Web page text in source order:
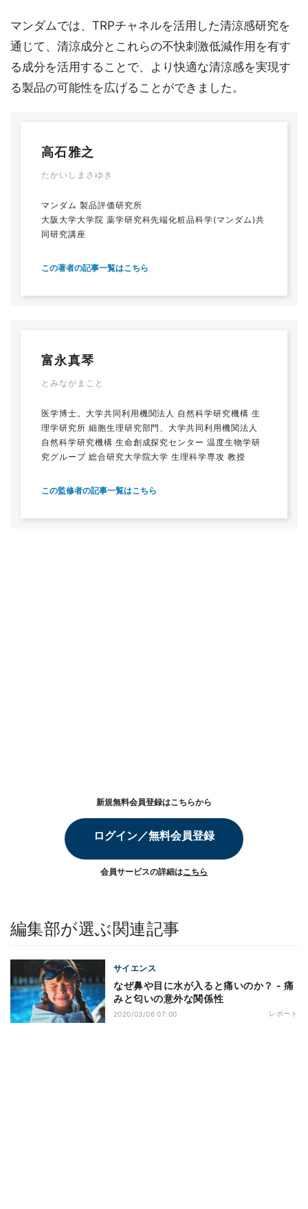
マンダムでは、TRPチャネルを活用した清涼感研究を
通じて、清涼成分とこれらの不快刺激低減作用を有す
る成分を活用することで、より快適な清涼感を実現す
る製品の可能性を広げることができました。
高石雅之
たかいしまさゆき
マンダム 製品評価研究所
大阪大学大学院 薬学研究科先端化粧品科学(マンダム)共
同研究講座
この著者の記事一覧はこちら
富永真琴
とみながまこと
医学博士。大学共同利用機関法人 自然科学研究機構 生
理学研究所 細胞生理研究部門、大学共同利用機関法人
自然科学研究機構 生命創成探究センター 温度生物学研
究グループ 総合研究大学院大学 生理科学専攻 教授
この監修者の記事一覧はこちら
新規無料会員登録はこちらから
ログイン／無料会員登録
会員サービスの詳細はこちら
編集部が選ぶ関連記事
サイエンス
なぜ鼻や目に水が入ると痛いのか？ - 痛
みと匂いの意外な関係性
2020/03/06 07:00 レポート